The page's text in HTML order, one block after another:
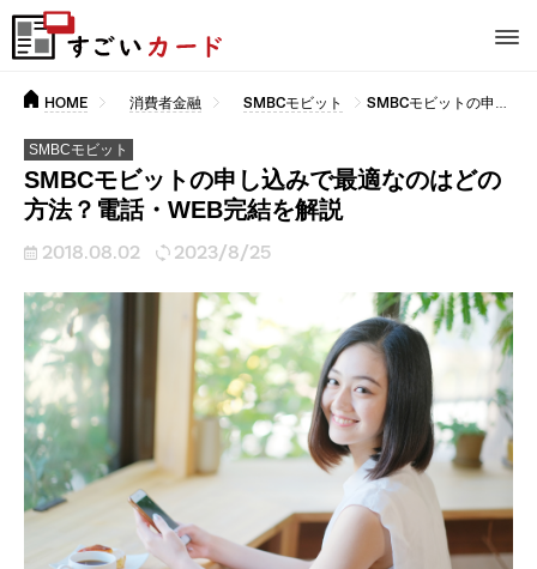
HOME 消費者金融 SMBCモビット SMBCモビットの申し込みで最適なのはどの方法？電話・WEB完結を解説
SMBCモビット
SMBCモビットの申し込みで最適なのはどの
方法？電話・WEB完結を解説
2018.08.02 2023/8/25